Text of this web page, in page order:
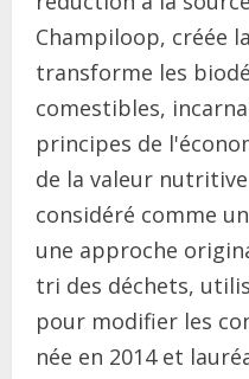
Champiloop, créée
transforme les
comestibles,
principes de
de la valeur
considéré comme
une approche
tri des déchets,
pour modifier les
née en 2014 et